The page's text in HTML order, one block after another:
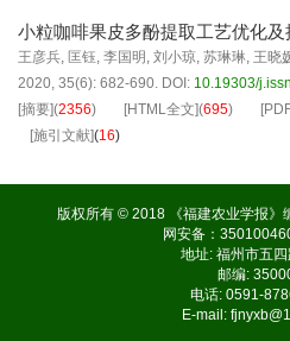
小粒咖啡果皮多酚提取工艺优化及
王彦兵, 匡钰, 李国明 , 刘小琼, 苏琳琳, 王晓
2020, 35(6): 682-690. DOI: 10.19303/
[摘要](2356) [HTML全文](695)
[施引文献](16)
版权所有 © 2018 《福建农业学报》
网安备：
地址: 福州市五
邮编:
电话: 0591-
E-mail: